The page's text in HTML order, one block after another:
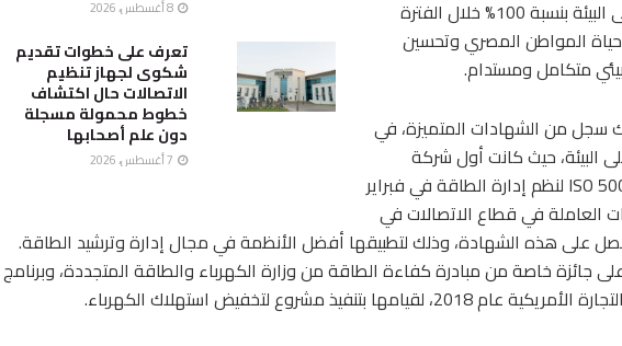
تعرف على خطوات تقديم
شكوى لجهاز تنظيم
الاتصالات حال اكتشاف
خطوط محمولة مسجلة
دون علم أصحابها
خضراء، متوافقة مع الحفاظ على البيئة بنسبة 100% خلال الفترة
حياة المواطن المصري وتحسين
متكامل ومستدام.
سجل من الشهادات المتميزة، في
البيئة، حيث كانت أول شركة
اتصالات تحصل علي شهادة ISO 50001 لنظم إدارة الطاقة في فبراير
العاملة في قطاع الاتصالات في
على هذه الشهادة، وذلك لتطبيقها أفضل الأنظمة في مجال إدارة وترشيد الطاقة.
جائزة خاصة من مبادرة كفاءة الطاقة من وزارة الكهرباء والطاقة المتجددة، وبرنامج
بتنفيذ مشروع لتخفيض استهلاك الكهرباء.